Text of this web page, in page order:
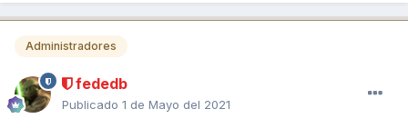
Administradores
fededb
Publicado 1 de Mayo del 2021